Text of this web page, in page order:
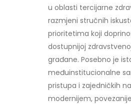
u oblasti tercijarne
razmjeni stručnih
prioritetima koji
dostupnijoj
građane. Posebno je
međuinstitucionalne
pristupa i zajedničkih
modernijem,